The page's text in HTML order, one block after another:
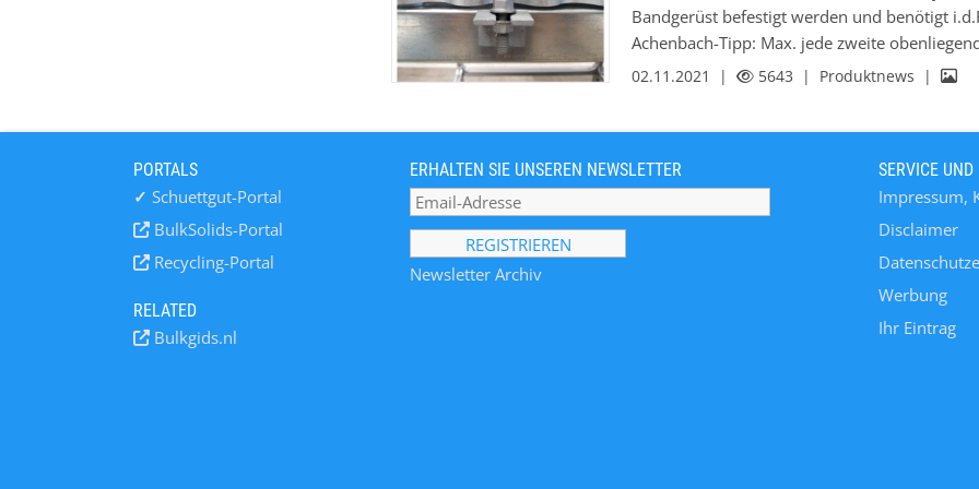
Bandgerüst befestigt werden und benötigt
Achenbach-Tipp: Max. jede zweite
Öffnungsmöglichkeit simpleTec ausstatten.
02.11.2021 | 5643 | Produktnews |
PORTALS
✓ Schuettgut-Portal
BulkSolids-Portal
Recycling-Portal
RELATED
Bulkgids.nl
ERHALTEN SIE UNSEREN NEWSLETTER
Newsletter Archiv
SERVICE
Impressum,
Disclaimer
Werbung
Ihr Eintrag